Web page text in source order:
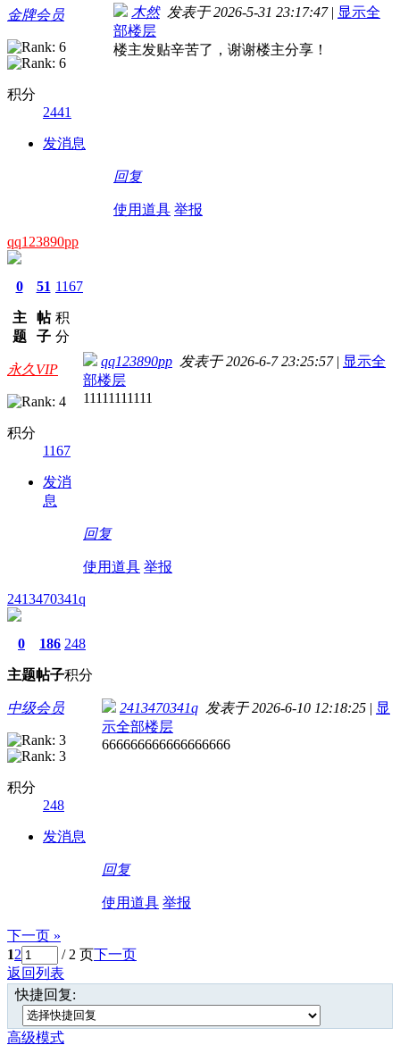
金牌会员
积分
2441
发消息
木然发表于 2026-5-31 23:17:47 | 显示全
部楼层
楼主发贴辛苦了，谢谢楼主分享！
回复
使用道具 举报
qq123890pp
0
主
题
51
帖
子
1167
积
分
永久VIP
积分
1167
发消
息
qq123890pp 发表于 2026-6-7 23:25:57 | 显示全
部楼层
11111111111
回复
使用道具 举报
2413470341q
0
主题
186
帖子
248
积分
中级会员
积分
248
发消息
2413470341q 发表于 2026-6-10 12:18:25 | 显
示全部楼层
666666666666666666
回复
使用道具 举报
下一页 »
12 / 2 页下一页
返回列表
快捷回复:
高级模式